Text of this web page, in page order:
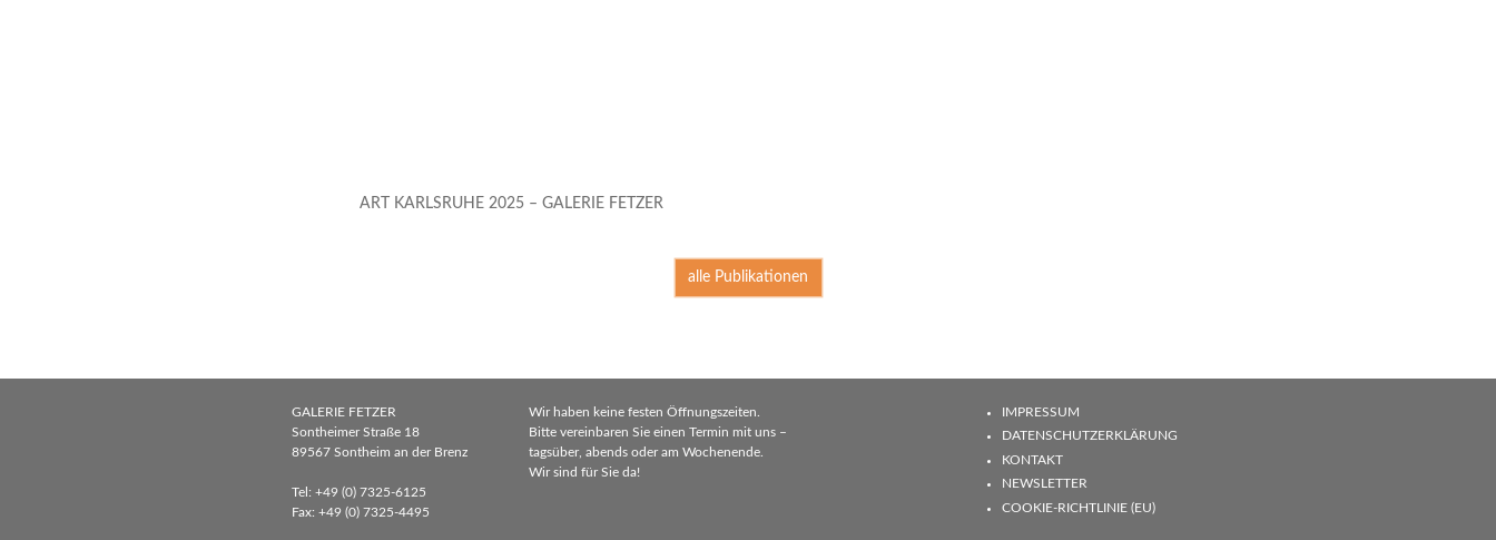
ART KARLSRUHE 2025 – GALERIE FETZER
alle Publikationen
GALERIE FETZER
Sontheimer Straße 18
89567 Sontheim an der Brenz
Tel: +49 (0) 7325-6125
Fax: +49 (0) 7325-4495
Wir haben keine festen Öffnungszeiten.
Bitte vereinbaren Sie einen Termin mit uns –
tagsüber, abends oder am Wochenende.
Wir sind für Sie da!
IMPRESSUM
DATENSCHUTZERKLÄRUNG
KONTAKT
NEWSLETTER
COOKIE-RICHTLINIE (EU)